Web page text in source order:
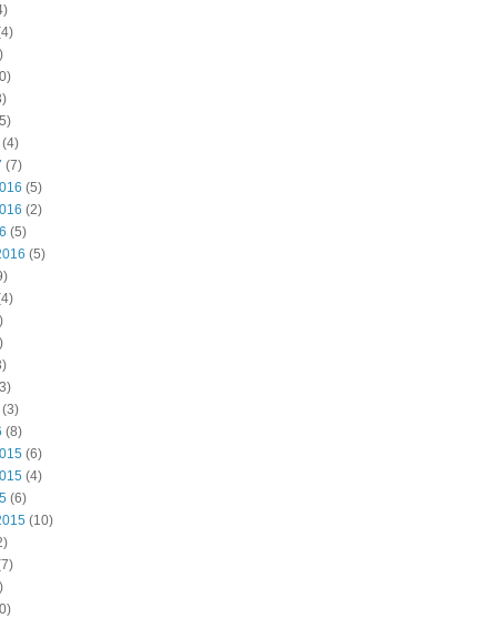
(4)
(7)
(5)
(2)
(5)
(5)
(3)
(8)
(6)
(4)
(6)
(10)